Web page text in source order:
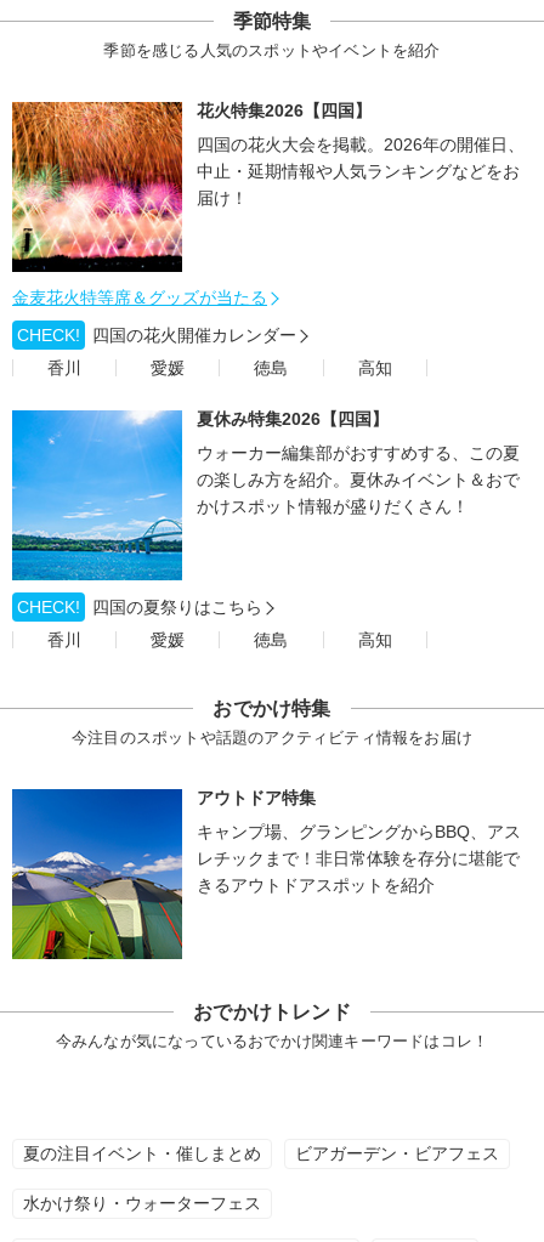
季節特集
季節を感じる人気のスポットやイベントを紹介
花火特集2026【四国】
四国の花火大会を掲載。2026年の開催日、
中止・延期情報や人気ランキングなどをお
届け！
金麦花火特等席＆グッズが当たる
CHECK!
四国の花火開催カレンダー
香川
愛媛 徳島 高知
夏休み特集2026【四国】
ウォーカー編集部がおすすめする、この夏
の楽しみ方を紹介。夏休みイベント＆おで
かけスポット情報が盛りだくさん！
CHECK!
四国の夏祭りはこちら
香川
愛媛 徳島 高知
おでかけ特集
今注目のスポットや話題のアクティビティ情報をお届け
アウトドア特集
キャンプ場、グランピングからBBQ、アス
レチックまで！非日常体験を存分に堪能で
きるアウトドアスポットを紹介
おでかけトレンド
今みんなが気になっているおでかけ関連キーワードはコレ！
夏の注目イベント・催しまとめ ビアガーデン・ビアフェス
水かけ祭り・ウォーターフェス